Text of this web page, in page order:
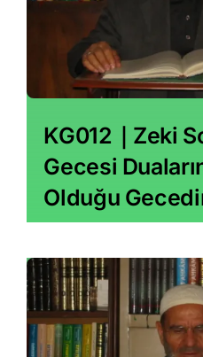
KG012｜Zeki
Gecesi
Olduğu